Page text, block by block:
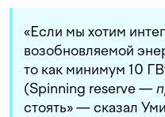
«Если мы хотим
возобновляемой
то как минимум 10
(Spinning reserve —
стоять» — сказал